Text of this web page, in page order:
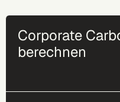
Corporate
berechnen